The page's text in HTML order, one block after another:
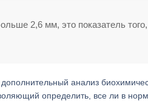
2,6 мм, это показатель
анализ
определить, все ли в